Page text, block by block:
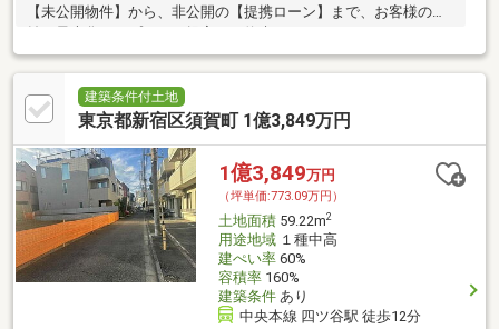
【未公開物件】から、非公開の【提携ローン】まで、お客様の利
建築条件付土地
東京都新宿区須賀町 1億3,849万円
1億3,849万円
（坪単価:773.09万円）
土地面積59.22m2
用途地域１種中高
建ぺい率60%
容積率160%
建築条件あり
中央本線 四ツ谷駅 徒歩12分